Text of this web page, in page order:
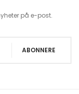
på e-post.
ABONNERE